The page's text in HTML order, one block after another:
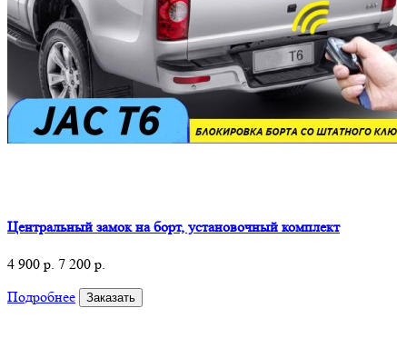
Центральный замок на борт, установочный комплект
4 900 р. 7 200 р.
Подробнее
Заказать